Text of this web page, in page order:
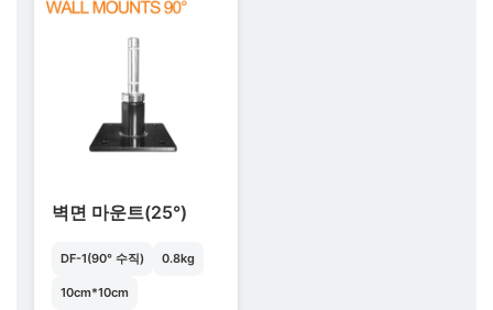
벽면 마운트(25°)
DF-1(90° 수직) 0.8kg
10cm*10cm